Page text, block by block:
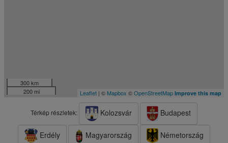
300 km
200 mi
Leaflet | © Mapbox ©OpenStreetMap Improve this map
Térkép részletek: Kolozsvár Budapest
Erdély Magyarország Németország